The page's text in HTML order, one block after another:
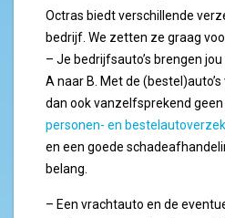
Octras biedt verschillende
bedrijf. We zetten ze graag
– Je bedrijfsauto’s brengen
A naar B. Met de
dan ook vanzelfsprekend geen
personen- en
en een goede
belang.
– Een vrachtauto en de